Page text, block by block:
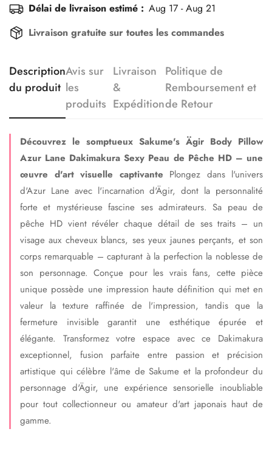
Délai de livraison estimé : Aug 17 - Aug 21
Livraison gratuite sur toutes les commandes
Description
du produit
Avis sur
les
produits
Livraison
&
Expédition
Politique de
Remboursement et
de Retour
Découvrez le somptueux Sakume's Ägir Body Pillow
Azur Lane Dakimakura Sexy Peau de Pêche HD – une
œuvre d'art visuelle captivante Plongez dans l'univers
d'Azur Lane avec l'incarnation d'Ägir, dont la personnalité
forte et mystérieuse fascine ses admirateurs. Sa peau de
pêche HD vient révéler chaque détail de ses traits – un
visage aux cheveux blancs, ses yeux jaunes perçants, et son
corps remarquable – capturant à la perfection la noblesse de
son personnage. Conçue pour les vrais fans, cette pièce
unique possède une impression haute définition qui met en
valeur la texture raffinée de l'impression, tandis que la
fermeture invisible garantit une esthétique épurée et
élégante. Transformez votre espace avec ce Dakimakura
exceptionnel, fusion parfaite entre passion et précision
artistique qui célèbre l'âme de Sakume et la profondeur du
personnage d'Ägir, une expérience sensorielle inoubliable
pour tout collectionneur ou amateur d'art japonais haut de
gamme.